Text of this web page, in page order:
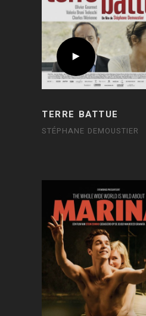
TERRE BATTUE
STÉPHANE DEMOUSTIER